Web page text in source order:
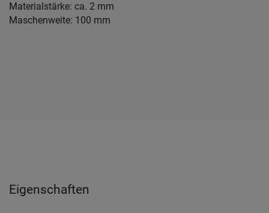
Materialstärke: ca. 2 mm
Maschenweite: 100 mm
Eigenschaften